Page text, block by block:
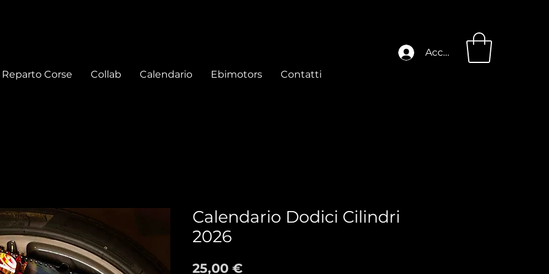
Reparto Corse Collab Calendario Ebimotors Contatti
Accedi
Calendario Dodici Cilindri
2026
25,00 €Prezzo